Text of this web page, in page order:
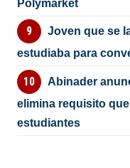
Polymarket
Joven que se
estudiaba para
Abinader
elimina requisito
estudiantes